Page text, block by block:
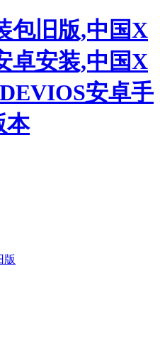
包旧版,中国X
卓安装,中国X
安卓手
本
版